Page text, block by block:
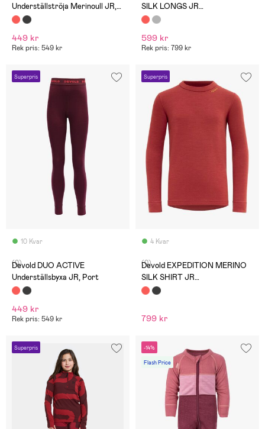
Underställströja Merinoull JR,
Port
449 kr
Rek pris: 549 kr
SILK LONGS JR
Underställsbyxor, Beauty
599 kr
Rek pris: 799 kr
Superpris
10 Kvar
(0)
Devold DUO ACTIVE
Underställsbyxa JR, Port
449 kr
Rek pris: 549 kr
Superpris
4 Kvar
(0)
Devold EXPEDITION MERINO
SILK SHIRT JR
Underställströja, Beauty
799 kr
Superpris -14%
Flash Price